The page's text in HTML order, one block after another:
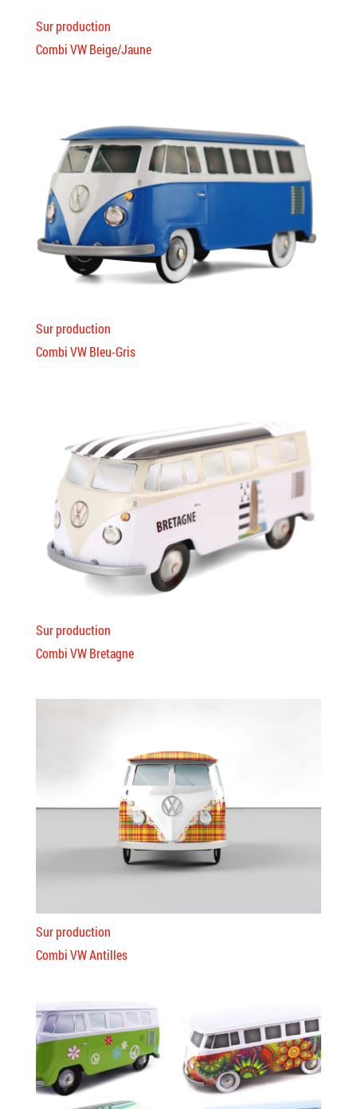
Sur production
Combi VW Beige/Jaune
Sur production
Combi VW Bleu-Gris
Sur production
Combi VW Bretagne
Sur production
Combi VW Antilles